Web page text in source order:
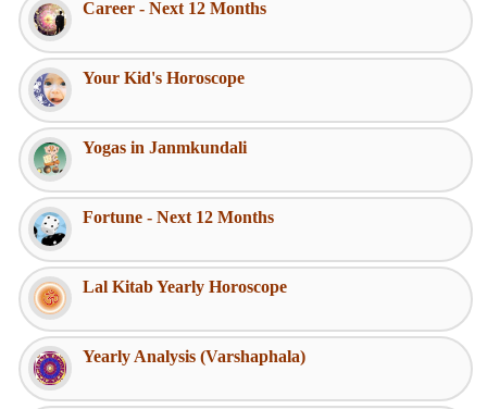
Career - Next 12 Months
Your Kid's Horoscope
Yogas in Janmkundali
Fortune - Next 12 Months
Lal Kitab Yearly Horoscope
Yearly Analysis (Varshaphala)